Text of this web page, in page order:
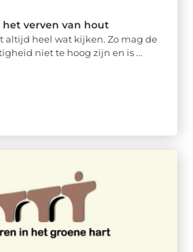
verven van hout
altijd heel wat kijken. Zo mag de
niet te hoog zijn en is ...